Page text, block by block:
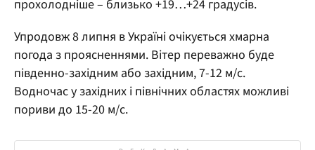
прохолодніше – близько +19…+24 градусів.
Упродовж 8 липня в Україні очікується хмарна
погода з проясненнями. Вітер переважно буде
південно-західним або західним, 7-12 м/с.
Водночас у західних і північних областях можливі
пориви до 15-20 м/с.